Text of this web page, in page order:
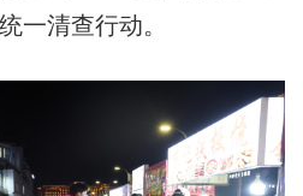
一清查行动。